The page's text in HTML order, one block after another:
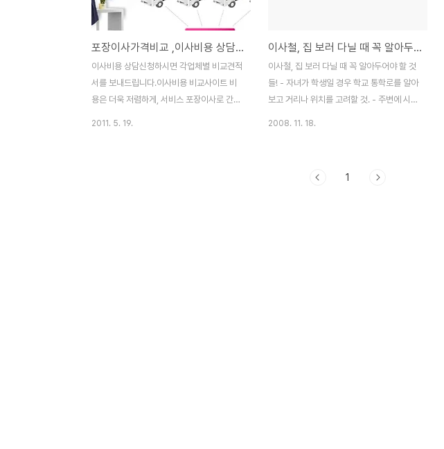
포장이사가격비교 ,이사비용 상담신청하시면 각업체별 비교견적서를 보내드립니다.이사비용 비교사이트 강남이사몰
이사비용 상담신청하시면 각업체별 비교견적
서를 보내드립니다.이사비용 비교사이트 비
용은 더욱 저렴하게, 서비스 포장이사로 간편
2011. 5. 19.
이사철, 집 보러 다닐 때 꼭 알아두어야 할 것들!
이사철, 집 보러 다닐 때 꼭 알아두어야 할 것
들! - 자녀가 학생일 경우 학교 통학로를 알아
보고 거리나 위치를 고려할 것. - 주변에 시장
적게 나온다는 점을 고려할 것. - 주변에 대로
2008. 11. 18.
1